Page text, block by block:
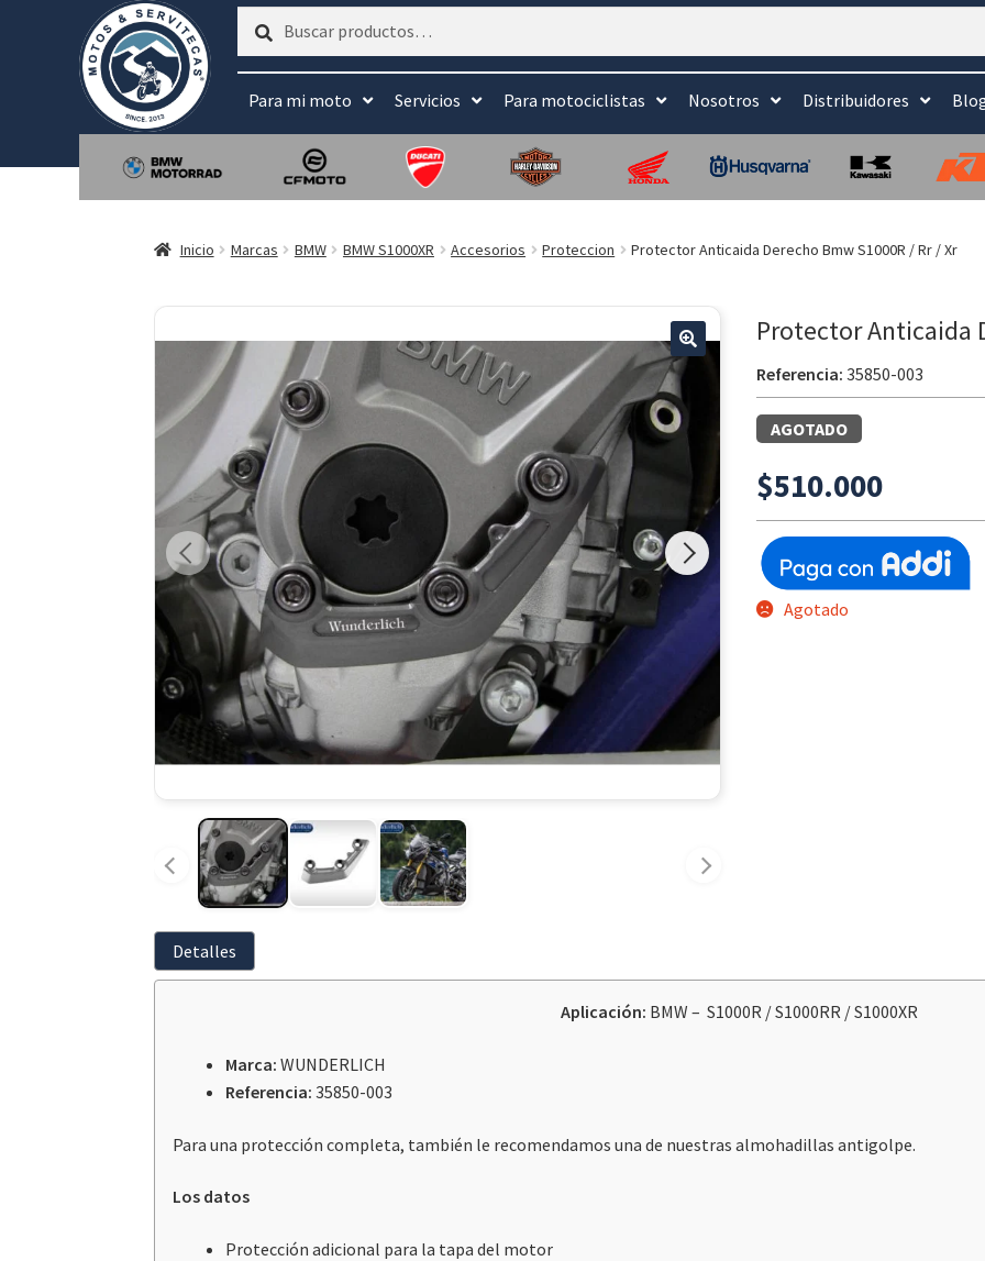
Buscar
Buscar
Para mi moto Servicios Para motociclistas Nosotros Distribuidores
Inicio Marcas BMW BMW S1000XR Accesorios Proteccion Protector Anticaida Derecho Bmw S1000R / Rr / Xr
Protector Anticaida
Referencia: 35850-003
AGOTADO
$510.000
Agotado
Detalles
Aplicación: BMW – S1000R / S1000RR / S1000XR
Marca:WUNDERLICH
Referencia:35850-003
Para una protección completa, también le recomendamos una de nuestras almohadillas antigolpe.
Los datos
Protección adicional para la tapa del motor